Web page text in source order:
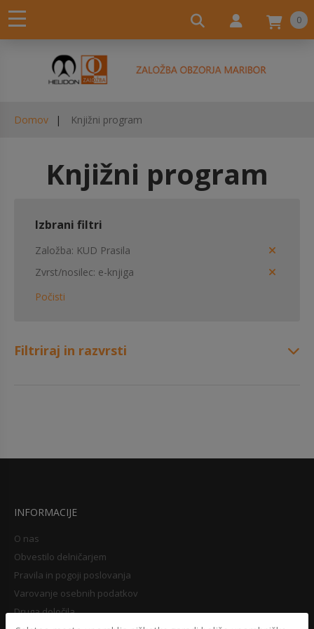
0
Domov Knjižni program
Knjižni program
Izbrani filtri
Založba KUD Prasila
Zvrst/nosilec e-knjiga
Počisti
Filtriraj in razvrsti
INFORMACIJE
O nas
Obvestilo delničarjem
Pravila in pogoji poslovanja
Varovanje osebnih podatkov
Druga določila